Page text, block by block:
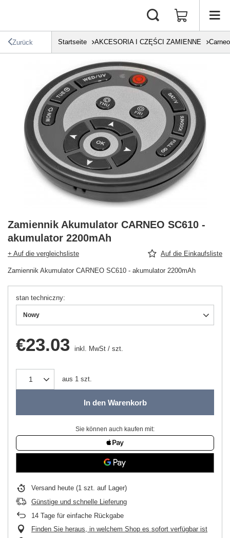
Zurück Startseite AKCESORIA I CZĘŚCI ZAMIENNE Carneo
Zamiennik Akumulator CARNEO SC610 -
akumulator 2200mAh
+ Auf die vergleichsliste Auf die Einkaufsliste
Zamiennik Akumulator CARNEO SC610 - akumulator 2200mAh
stan techniczny
Nowy
€23.03 inkl. MwSt / szt.
aus 1 szt.
In den Warenkorb
Sie können auch kaufen mit:
Versand heute (1 szt. auf Lager)
Günstige und schnelle Lieferung
14 Tage für einfache Rückgabe
Finden Sie heraus, in welchem Shop es sofort verfügbar ist